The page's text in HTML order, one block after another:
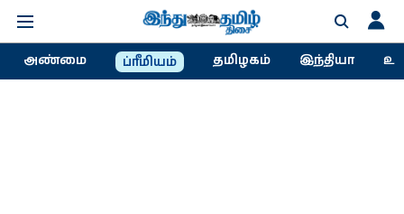
அண்மை ப்ரீமியம் தமிழகம் இந்தியா